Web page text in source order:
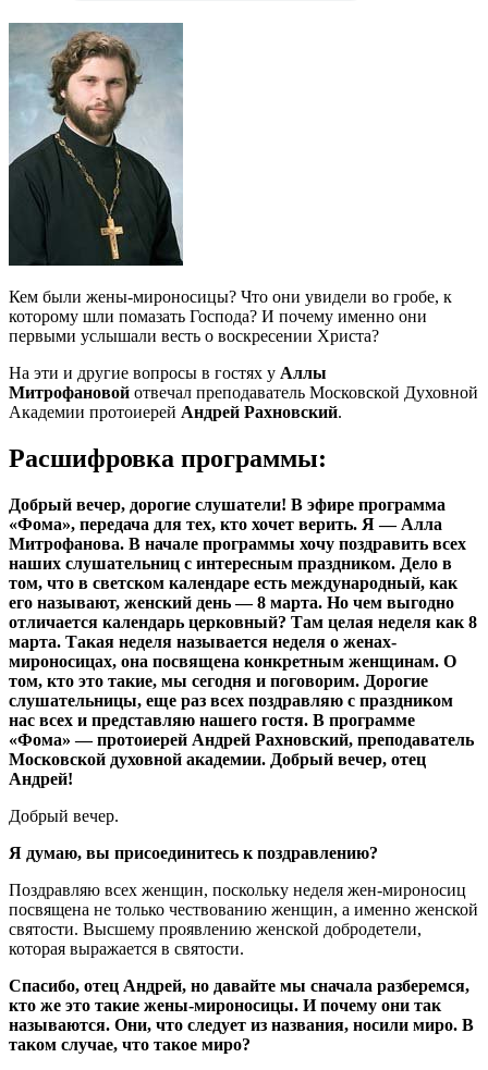
Кем были жены-мироносицы? Что они увидели во гробе, к
которому шли помазать Господа? И почему именно они
первыми услышали весть о воскресении Христа?
На эти и другие вопросы в гостях у Аллы
Митрофановой отвечал преподаватель Московской Духовной
Академии протоиерей Андрей Рахновский.
Расшифровка программы:
Добрый вечер, дорогие слушатели! В эфире программа
«Фома», передача для тех, кто хочет верить. Я — Алла
Митрофанова. В начале программы хочу поздравить всех
наших слушательниц с интересным праздником. Дело в
том, что в светском календаре есть международный, как
его называют, женский день — 8 марта. Но чем выгодно
отличается календарь церковный? Там целая неделя как 8
марта. Такая неделя называется неделя о женах-
мироносицах, она посвящена конкретным женщинам. О
том, кто это такие, мы сегодня и поговорим. Дорогие
слушательницы, еще раз всех поздравляю с праздником
нас всех и представляю нашего гостя. В программе
«Фома» — протоиерей Андрей Рахновский, преподаватель
Московской духовной академии. Добрый вечер, отец
Андрей!
Добрый вечер.
Я думаю, вы присоединитесь к поздравлению?
Поздравляю всех женщин, поскольку неделя жен-мироносиц
посвящена не только чествованию женщин, а именно женской
святости. Высшему проявлению женской добродетели,
которая выражается в святости.
Спасибо, отец Андрей, но давайте мы сначала разберемся,
кто же это такие жены-мироносицы. И почему они так
называются. Они, что следует из названия, носили миро. В
таком случае, что такое миро?